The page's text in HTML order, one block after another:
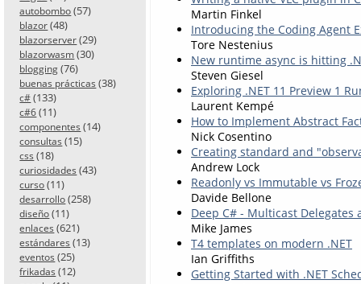
autobombo (57)
blazor (48)
blazorserver (29)
blazorwasm (30)
blogging (76)
buenas prácticas (38)
c# (133)
c#6 (11)
componentes (14)
consultas (15)
css (18)
curiosidades (43)
curso (11)
desarrollo (258)
diseño (11)
enlaces (621)
estándares (13)
eventos (25)
frikadas (12)
Martin Finkel
Introducing the Coding Agent
Tore Nestenius
New runtime async is hitting
Steven Giesel
Exploring .NET 11 Preview 1
Laurent Kempé
How to Implement Abstract
Nick Cosentino
Creating standard and
Andrew Lock
Readonly vs Immutable vs
Davide Bellone
Deep C# - Multicast Delegates
Mike James
T4 templates on modern .NET
Ian Griffiths
Getting Started with .NET